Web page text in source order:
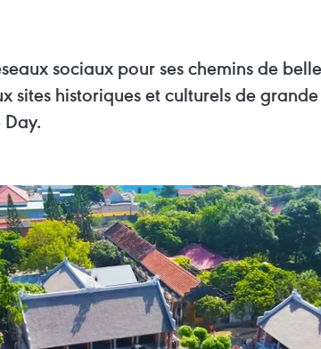
sociaux pour ses chemins de
sites historiques et culturels de